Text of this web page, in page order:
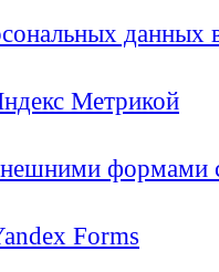
Метрикой
формами
Forms